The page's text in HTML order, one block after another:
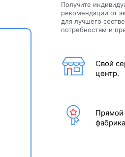
Получите
рекомендации от
для лучшего
потребностям и
Свой
центр.
Прямой